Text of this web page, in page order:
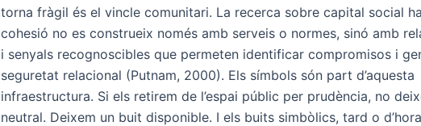
torna fràgil és el vincle comunitari. La recerca sobre capital social
cohesió no es construeix només amb serveis o normes, sinó amb
i senyals recognoscibles que permeten identificar compromisos i
seguretat relacional (Putnam, 2000). Els símbols són part d’aquesta
infraestructura. Si els retirem de l’espai públic per prudència, no
neutral. Deixem un buit disponible. I els buits simbòlics, tard o